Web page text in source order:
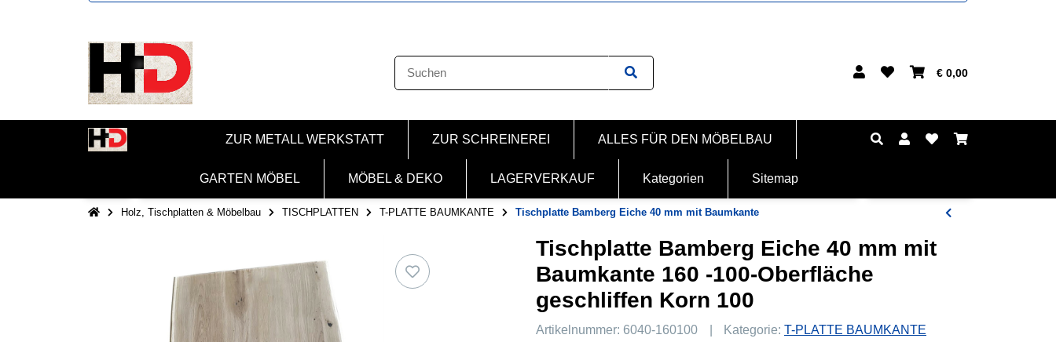
€ 0,00
ZUR METALL WERKSTATT ZUR SCHREINEREI ALLES FÜR DEN MÖBELBAU
GARTEN MÖBEL MÖBEL & DEKO LAGERVERKAUF Kategorien Sitemap
Holz, Tischplatten & Möbelbau TISCHPLATTEN T-PLATTE BAUMKANTE Tischplatte Bamberg Eiche 40 mm mit Baumkante
Tischplatte Bamberg Eiche 40 mm mit
Baumkante 160 -100-Oberfläche
geschliffen Korn 100
Artikelnummer: 6040-160100 Kategorie: T-PLATTE BAUMKANTE